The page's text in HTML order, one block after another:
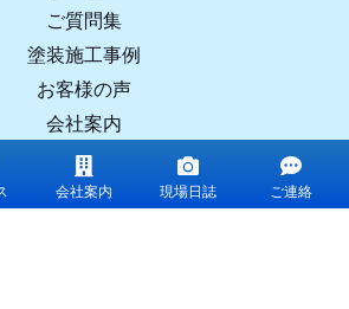
ご質問集
塗装施工事例
お客様の声
会社案内
コラム
お問合せ
会社案内 現場日誌 ご連絡